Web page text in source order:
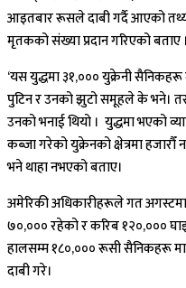
आइतबार रूसले दाबी गर्दै आएको
मृतकको संख्या प्रदान गरिएको बताए ।
‘यस युद्धमा ३१,००० युक्रेनी
पुटिन र उनको झुटो समूहले के भने। तर
उनको भनाई थियो । युद्धमा भएको
कब्जा गरेको युक्रेनको क्षेत्रमा
भने थाहा नभएको बताए।
अमेरिकी अधिकारीहरूले गत
७०,००० रहेको र करिब १२०,०००
हालसम्म १८०,००० रूसी सैनिकहरू
दाबी गरे।